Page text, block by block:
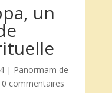
un
| Panormam de
0 commentaires